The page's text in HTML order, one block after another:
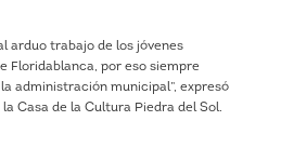
arduo trabajo de los jóvenes
Floridablanca, por eso siempre
administración municipal”, expresó
Casa de la Cultura Piedra del Sol.